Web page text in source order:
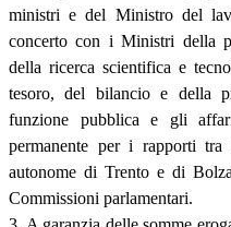
ministri e del Ministro del
concerto con i Ministri della
della ricerca scientifica e
tesoro, del bilancio e della
funzione pubblica e gli
permanente per i rapporti
autonome di Trento e di
Commissioni parlamentari.